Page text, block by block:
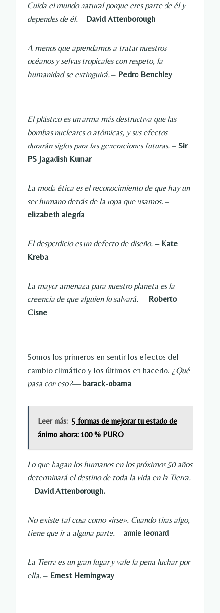
Cuida el mundo natural porque eres parte de él y
dependes de él. – David Attenborough
A menos que aprendamos a tratar nuestros
océanos y selvas tropicales con respeto, la
humanidad se extinguirá. – Pedro Benchley
El plástico es un arma más destructiva que las
bombas nucleares o atómicas, y sus efectos
durarán siglos para las generaciones futuras. – Sir
PS Jagadish Kumar
La moda ética es el reconocimiento de que hay un
ser humano detrás de la ropa que usamos. –
elizabeth alegría
El desperdicio es un defecto de diseño. – Kate
Kreba
La mayor amenaza para nuestro planeta es la
creencia de que alguien lo salvará.— Roberto
Cisne
Somos los primeros en sentir los efectos del
cambio climático y los últimos en hacerlo. ¿Qué
pasa con eso?— barack-obama
Leer más: 5 formas de mejorar tu estado de
ánimo ahora: 100 % PURO
Lo que hagan los humanos en los próximos 50 años
determinará el destino de toda la vida en la Tierra.
– David Attenborough.
No existe tal cosa como «irse». Cuando tiras algo,
tiene que ir a alguna parte. – annie leonard
La Tierra es un gran lugar y vale la pena luchar por
ella. – Ernest Hemingway